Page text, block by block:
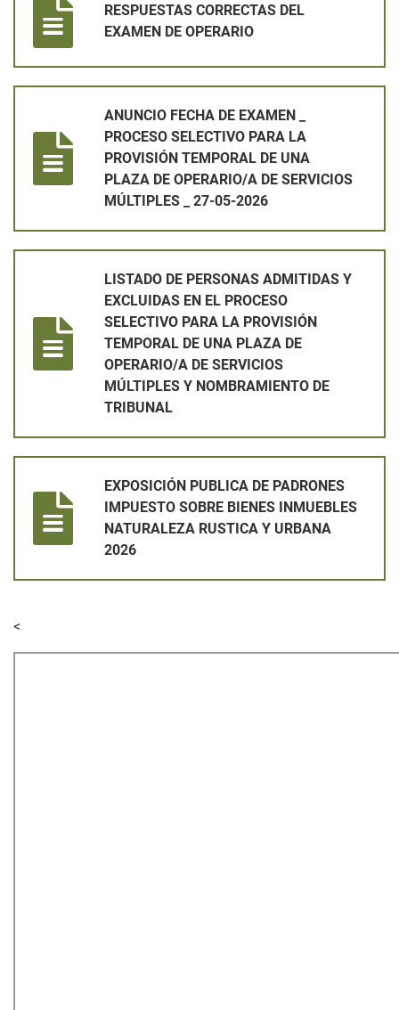
RESPUESTAS CORRECTAS DEL
EXAMEN DE OPERARIO
ANUNCIO FECHA DE EXAMEN _
PROCESO SELECTIVO PARA LA
PROVISIÓN TEMPORAL DE UNA
PLAZA DE OPERARIO/A DE SERVICIOS
MÚLTIPLES _ 27-05-2026
LISTADO DE PERSONAS ADMITIDAS Y
EXCLUIDAS EN EL PROCESO
SELECTIVO PARA LA PROVISIÓN
TEMPORAL DE UNA PLAZA DE
OPERARIO/A DE SERVICIOS
MÚLTIPLES Y NOMBRAMIENTO DE
TRIBUNAL
EXPOSICIÓN PUBLICA DE PADRONES
IMPUESTO SOBRE BIENES INMUEBLES
NATURALEZA RUSTICA Y URBANA
2026
<